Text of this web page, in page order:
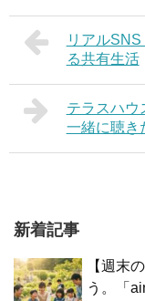
リアル
る共有生活
テラスハウ
一緒に聴き
新着記事
【週末
う。「